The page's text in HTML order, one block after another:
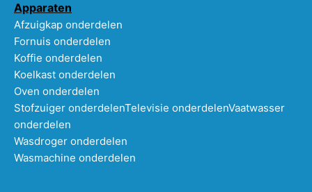
Apparaten
Afzuigkap onderdelen
Fornuis onderdelen
Koffie onderdelen
Koelkast onderdelen
Oven onderdelen
Stofzuiger onderdelenTelevisie onderdelenVaatwasser
onderdelen
Wasdroger onderdelen
Wasmachine onderdelen